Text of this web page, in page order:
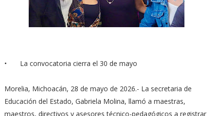
• ⁠La convocatoria cierra el 30 de mayo
Morelia, Michoacán, 28 de mayo de 2026.- La secretaria de
Educación del Estado, Gabriela Molina, llamó a maestras,
maestros, directivos y asesores técnico-pedagógicos a registrar